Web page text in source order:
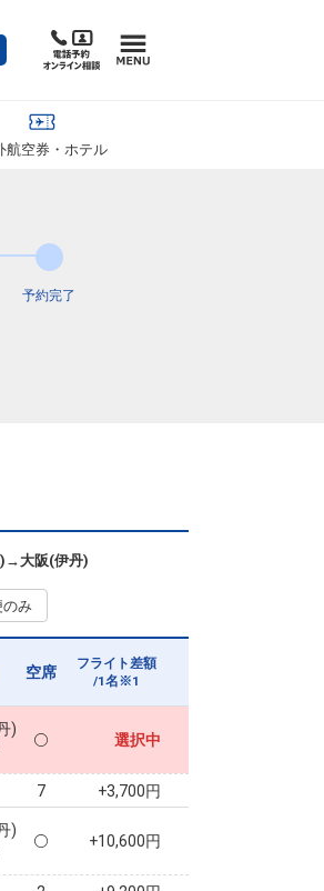
航空券・ホテル
予約完了
→大阪(伊丹)
のみ
空席
フライト差額
/1名※1
)
選択中
7 +3,700円
)
+10,600円